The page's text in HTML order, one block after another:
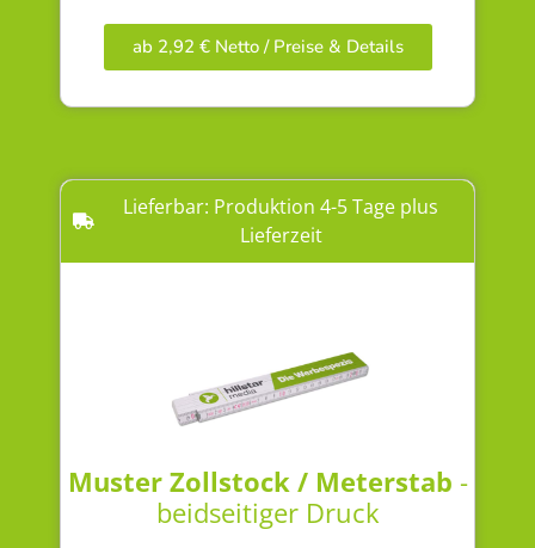
ab 2,92 € Netto / Preise & Details
Lieferbar: Produktion 4-5 Tage plus
Lieferzeit
Muster Zollstock / Meterstab -
beidseitiger Druck